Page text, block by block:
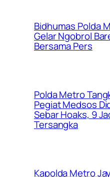
Bidhumas Polda
Gelar Ngobrol
Bersama Pers
Polda Metro
Pegiat Medsos
Sebar Hoaks, 9
Tersangka
Kapolda Metro